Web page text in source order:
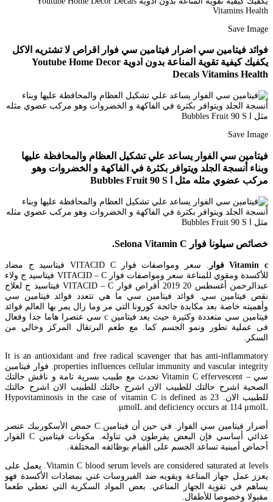
Save Image
فوائد فيتامين سي اضرار فيتامين سي فوار اقراص لا تشتريه الاكل
يكفيك كيفية تقوية المناعة بدون ادوية Youtube Home Decor
Decals Vitamins Health
Save Image
فيتامين سي الفوار يساعد علي تشكيل العظام والمحافظة عليها
وبناء أنسجة الجلد ويتوافر بكثرة في الفاكهة و الخضروات وهو
مركب عضوي مثله مثل ا Bubbles Fruit 90 S
خصائص سيلونا فوار Selona Vitamin C.
Vitamin c فوار
. سعر ومواصفات فوار VITACID C فيتاسيد ج مضاد
للأكسدة ومقوي للمناعة سعر ومواصفات فوار VITACID – C فيتاسيد ج ولاء
عبدالرحمن أغسطس 20 2019 أقراص فوار VITACID – C فيتاسيد ج لعلاج
نقص فيتامين سي. فوائد فيتامين سي ما هي تتعدد فوائد فيتامين سي
وأهميته خاصة بعد مكابدة جائحة كورونا التي مر وما زال يمر بها العالم فوائد
فيتامين سي متعددة وكثيرة حيث يعد فيتامين c سي عنصرا هاما جدا وفعال
فى عملية تطور ونمو الجسم كما. مع طعم البرتقال المركز وخالي من
السكر.
It is an antioxidant and free radical scavenger that has anti-inflammatory
properties influences cellular immunity and vascular integrity. فوار فيتامين
سي – Vitamin C effervescent تحدث مع طبيب بسرية تامة و ناقش حالتك
الصحية اشرح حالتك للطبيب الان اشرح حالتك للطبيب الان اشرح حالتك
للطبيب الان. Hypovitaminosis in the case of vitamin C is defined as 23
μmolL and deficiency occurs at 114 μmolL.
أضرار فيتامين سي الفوار. في حين أن فيتامين C حمض الأسكوربيك عنصر
غذائي أساسي فإن البعض يفرطون في تناوله. مكونات فيتامين C الفوار
أحماض أمينية تساعد الجسم على القيام بوظائفه المختلفة.
Vitamin C blood serum levels are considered saturated at levels. يعمل على
يعزز عمل جهاز المناعة ويقويه ضد الفيروسات غني بمضادات الأكسدة فهو
يساهم في تقوية الجهاز المناعي. بعض المواد السكرية التي تعطي طعما
مقبولا وخصوصا للأطفال.